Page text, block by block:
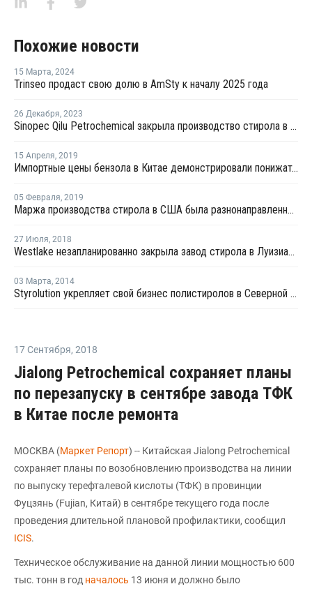
Похожие новости
15 Марта, 2024
Trinseo продаст свою долю в AmSty к началу 2025 года
26 Декабря, 2023
Sinopec Qilu Petrochemical закрыла производство стирола в Китае на ремонт
15 Апреля, 2019
Импортные цены бензола в Китае демонстрировали понижательный тренд на прошлой неделе
05 Февраля, 2019
Маржа производства стирола в США была разнонаправленной в январе
27 Июля, 2018
Westlake незапланированно закрыла завод стирола в Луизиане
03 Марта, 2014
Styrolution укрепляет свой бизнес полистиролов в Северной Америке
17 Сентября, 2018
Jialong Petrochemical сохраняет планы
по перезапуску в сентябре завода ТФК
в Китае после ремонта
МОСКВА (Маркет Репорт) -- Китайская Jialong Petrochemical
сохраняет планы по возобновлению производства на линии
по выпуску терефталевой кислоты (ТФК) в провинции
Фуцзянь (Fujian, Китай) в сентябре текущего года после
проведения длительной плановой профилактики, сообщил
ICIS.
Техническое обслуживание на данной линии мощностью 600
тыс. тонн в год началось 13 июня и должно было